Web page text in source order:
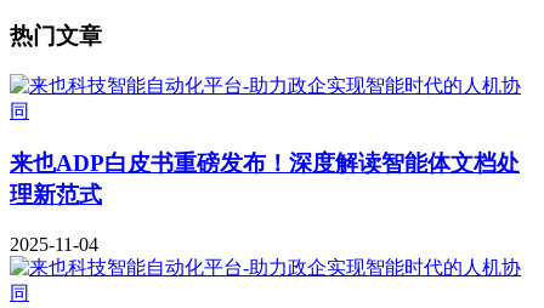
热门文章
来也ADP白皮书重磅发布！深度解读智能体文档处
理新范式
2025-11-04